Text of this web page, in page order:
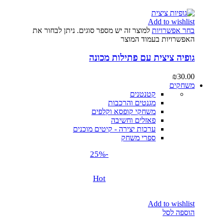
Add to wishlist
בחר אפשרויות למוצר זה יש מספר סוגים. ניתן לבחור את
האפשרויות בעמוד המוצר
גופיה ציצית עם פתילות מכונה
₪30.00
משחקים
קטנטנים
מגנטים והרכבות
משחקי קופסא וקלפים
פאזלים וחשיבה
ערכות יצירה - קיטים מוכנים
ספרי משחק
-25%
Hot
Add to wishlist
הוספה לסל